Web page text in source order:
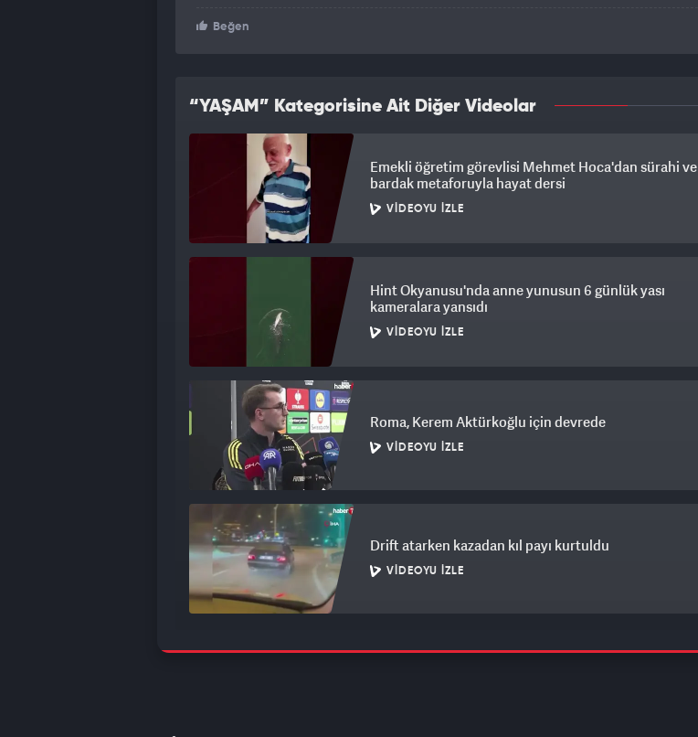
Beğen
“YAŞAM” Kategorisine Ait Diğer Videolar
Emekli öğretim görevlisi Mehmet Hoca'dan sürahi ve
bardak metaforuyla hayat dersi
VIDEOYU İZLE
Hint Okyanusu'nda anne yunusun 6 günlük yası
kameralara yansıdı
VIDEOYU İZLE
Roma, Kerem Aktürkoğlu için devrede
VIDEOYU İZLE
Drift atarken kazadan kıl payı kurtuldu
VIDEOYU İZLE